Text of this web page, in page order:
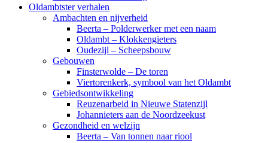
Oldambtster verhalen
Ambachten en nijverheid
Beerta – Polderwerker met een naam
Oldambt – Klokkengieters
Oudezijl – Scheepsbouw
Gebouwen
Finsterwolde – De toren
Viertorenkerk, symbool van het Oldambt
Gebiedsontwikkeling
Reuzenarbeid in Nieuwe Statenzijl
Johannieters aan de Noordzeekust
Gezondheid en welzijn
Beerta – Van tonnen naar riool